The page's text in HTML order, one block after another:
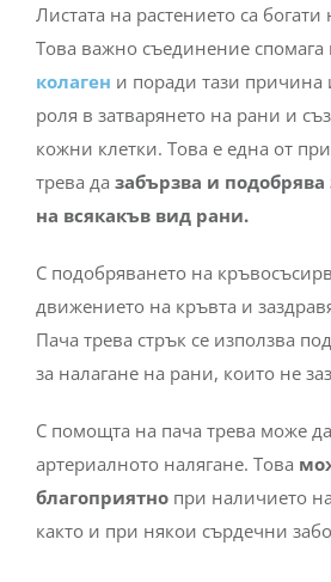
Листата на растението са богати
Това важно съединение спомага
колаген и поради тази
роля в затварянето на рани и
кожни клетки. Това е една от
трева да забързва и подобрява
на всякакъв вид рани.
С подобряването на
движението на кръвта и
Пача трева стрък се използва
за налагане на рани, които не
С помощта на пача трева може
артериалното налягане. Това
благоприятнопри наличието
както и при някои сърдечни